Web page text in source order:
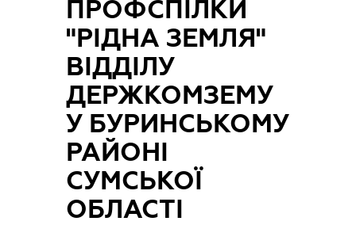
ПРОФСПІЛКИ
"РІДНА ЗЕМЛЯ"
ВІДДІЛУ
ДЕРЖКОМЗЕМУ
У БУРИНСЬКОМУ
РАЙОНІ
СУМСЬКОЇ
ОБЛАСТІ